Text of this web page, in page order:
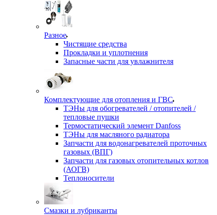
Разное
Чистящие средства
Прокладки и уплотнения
Запасные части для увлажнителя
Комплектующие для отопления и ГВС
ТЭНы для обогревателей / отопителей /
тепловые пушки
Термостатический элемент Danfoss
ТЭНы для масляного радиатора
Запчасти для водонагревателей проточных
газовых (ВПГ)
Запчасти для газовых отопительных котлов
(АОГВ)
Теплоносители
Смазки и лубриканты